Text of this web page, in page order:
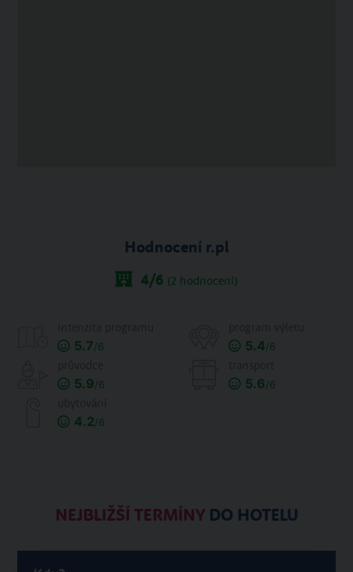
Hodnocení r.pl
4/6 (2 hodnocení)
5.7/6 5.4/6
5.9/6 5.6/6
4.2/6
NEJBLIŽŠÍ TERMÍNYDO HOTELU